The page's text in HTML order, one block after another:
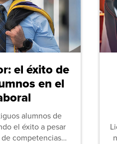
el éxito de
en el
alumnos de
el éxito a pesar
competencias